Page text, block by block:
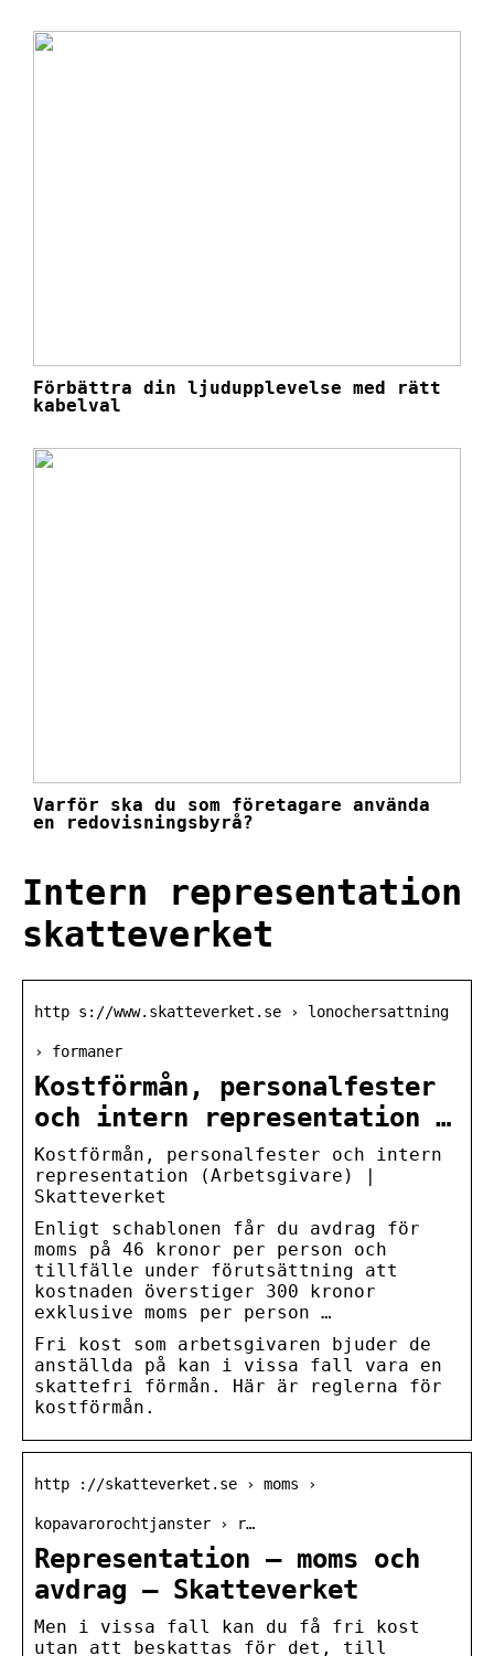
Förbättra din ljudupplevelse med rätt
kabelval
Varför ska du som företagare använda
en redovisningsbyrå?
Intern representation
skatteverket
http s://www.skatteverket.se › lonochersattning
› formaner
Kostförmån, personalfester
och intern representation …
Kostförmån, personalfester och intern
representation (Arbetsgivare) |
Skatteverket
Enligt schablonen får du avdrag för
moms på 46 kronor per person och
tillfälle under förutsättning att
kostnaden överstiger 300 kronor
exklusive moms per person …
Fri kost som arbetsgivaren bjuder de
anställda på kan i vissa fall vara en
skattefri förmån. Här är reglerna för
kostförmån.
http ://skatteverket.se › moms ›
kopavarorochtjanster › r…
Representation – moms och
avdrag – Skatteverket
Men i vissa fall kan du få fri kost
utan att beskattas för det, till